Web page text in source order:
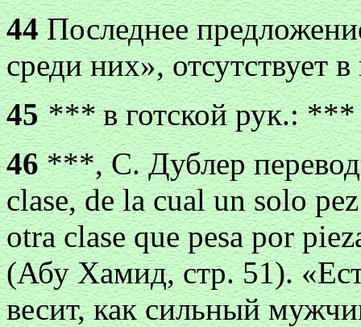
44Последнее
среди них», отсутствует
45 ***в готской рук.: ***
46***, С. Дублер
clase, de la cual un solo
otra clase que pesa por
(Абу Хамид, стр. 51).
весит, как сильный